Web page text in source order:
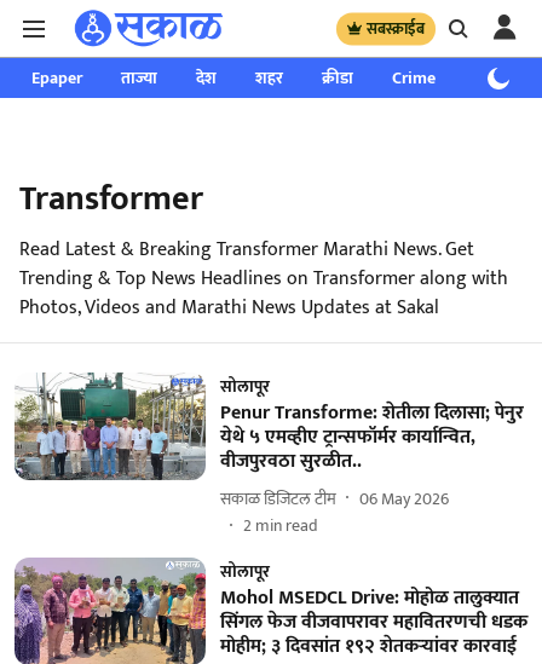
सबस्क्राईब
Epaper ताज्या देश शहर क्रीडा Crime साप्ताहिक
Transformer
Read Latest & Breaking Transformer Marathi News. Get
Trending & Top News Headlines on Transformer along with
Photos, Videos and Marathi News Updates at Sakal
सोलापूर
Penur Transforme: शेतीला दिलासा; पेनुर
येथे ५ एमव्हीए ट्रान्सफॉर्मर कार्यान्वित,
वीजपुरवठा सुरळीत..
सकाळ डिजिटल टीम
06 May 2026
2min read
सोलापूर
Mohol MSEDCL Drive: मोहोळ तालुक्यात
सिंगल फेज वीजवापरावर महावितरणची धडक
मोहीम; ३ दिवसांत १९२ शेतकऱ्यांवर कारवाई